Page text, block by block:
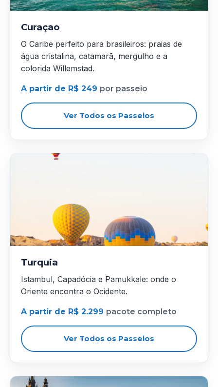
Curaçao
O Caribe perfeito para brasileiros: praias de
água cristalina, catamarã, mergulho e a
colorida Willemstad.
A partir de R$ 249 por passeio
Ver Todos os Passeios
Turquia
Istambul, Capadócia e Pamukkale: onde o
Oriente encontra o Ocidente.
A partir de R$ 2.299 pacote completo
Ver Todos os Passeios